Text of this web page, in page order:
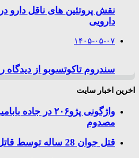
نقش پروتئین های ناقل دارو
دارویی
۱۴۰۵-۰۵-۰۷
سندروم تاکوتسوبو از دیدگاه
اخرین اخبار سایت
مصدوم
قتل جوان 28 ساله توسط قاتل 15 ساله در کازرون